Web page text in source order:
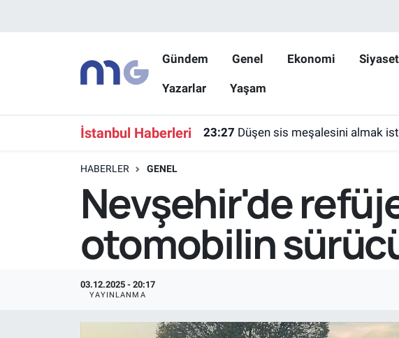
Gündem Genel Ekonomi Siyaset
Yazarlar Yaşam
İstanbul Haberleri 23:27 Düşen sis meşalesini almak
HABERLER GENEL
Nevşehir'de
otomobilin
03.12.2025 - 20:17
YAYINLANMA
Hava Durumu
İstanbul Namaz Vakitleri
Süper Lig Puan Durumu ve Fikstür
Tüm Manşetler